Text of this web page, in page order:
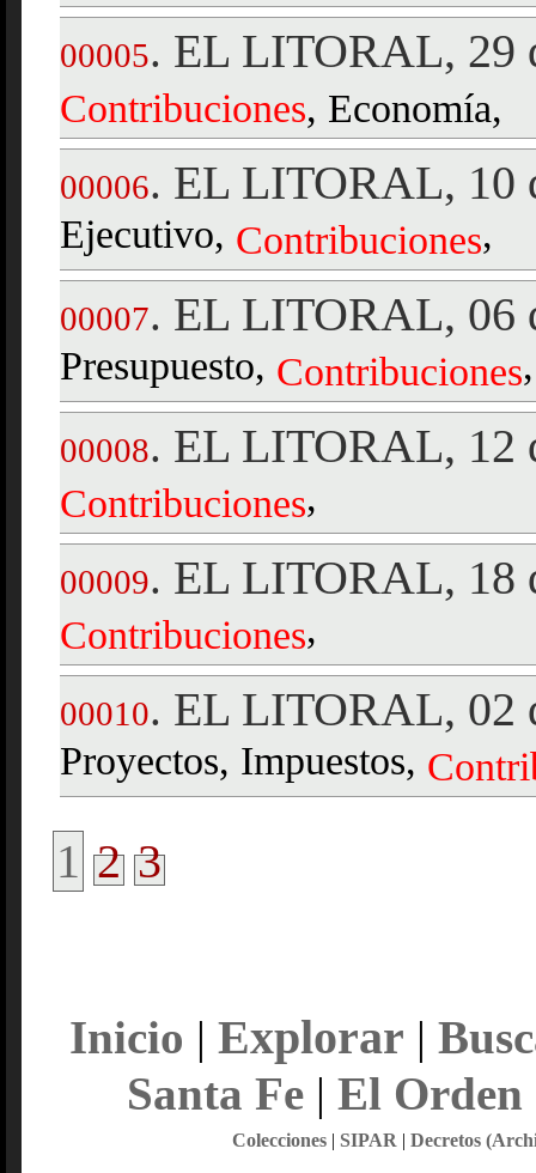
00005. EL LITORAL, 29
Contribuciones, Economía,
00006. EL LITORAL, 10
Ejecutivo, Contribuciones,
00007. EL LITORAL, 06
Presupuesto, Contribuciones,
00008. EL LITORAL, 12
Contribuciones,
00009. EL LITORAL, 18
Contribuciones,
00010. EL LITORAL, 02
Proyectos, Impuestos,
1 2 3
Inicio | Explorar |
Santa Fe| El Orden
Colecciones| SIPAR | Decretos